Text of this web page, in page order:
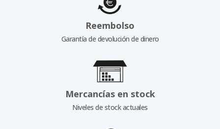
Reembolso
Garantía de devolución de dinero
Mercancías en stock
Niveles de stock actuales